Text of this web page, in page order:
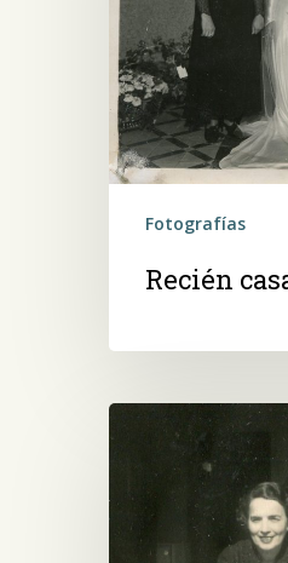
Fotografías
Recién
Una